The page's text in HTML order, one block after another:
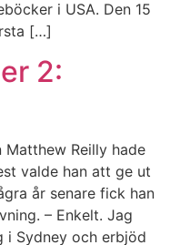
i USA. Den 15
[…]
2:
Reilly hade
valde han att ge ut
år senare fick han
– Enkelt. Jag
i Sydney och erbjöd